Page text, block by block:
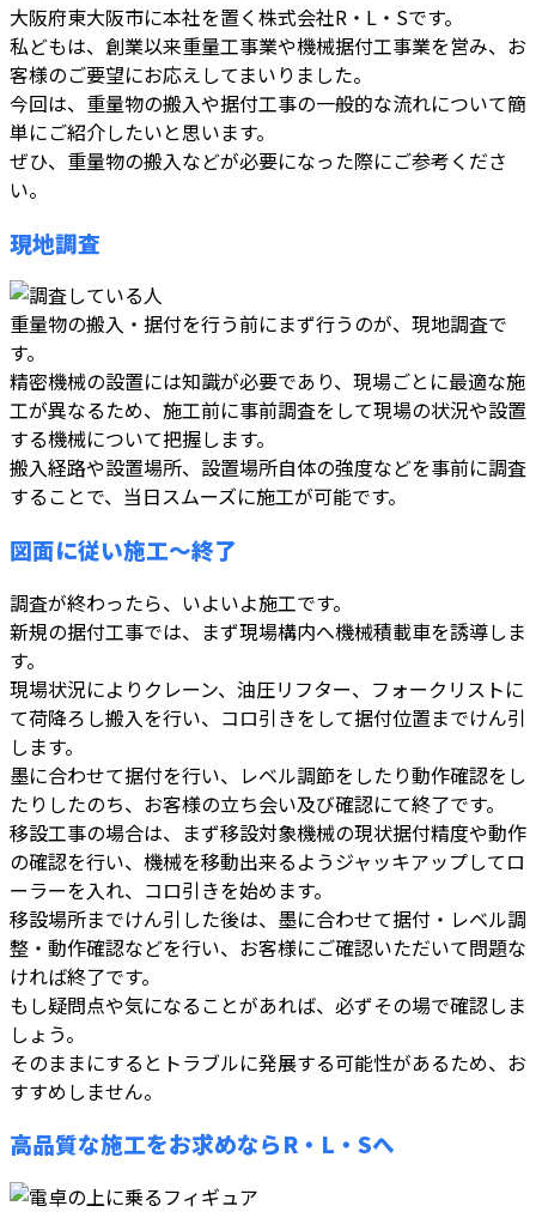
大阪府東大阪市に本社を置く株式会社R・L・Sです。
私どもは、創業以来重量工事業や機械据付工事業を営み、お
客様のご要望にお応えしてまいりました。
今回は、重量物の搬入や据付工事の一般的な流れについて簡
単にご紹介したいと思います。
ぜひ、重量物の搬入などが必要になった際にご参考くださ
い。
現地調査
重量物の搬入・据付を行う前にまず行うのが、現地調査で
す。
精密機械の設置には知識が必要であり、現場ごとに最適な施
工が異なるため、施工前に事前調査をして現場の状況や設置
する機械について把握します。
搬入経路や設置場所、設置場所自体の強度などを事前に調査
することで、当日スムーズに施工が可能です。
図面に従い施工～終了
調査が終わったら、いよいよ施工です。
新規の据付工事では、まず現場構内へ機械積載車を誘導しま
す。
現場状況によりクレーン、油圧リフター、フォークリストに
て荷降ろし搬入を行い、コロ引きをして据付位置までけん引
します。
墨に合わせて据付を行い、レベル調節をしたり動作確認をし
たりしたのち、お客様の立ち会い及び確認にて終了です。
移設工事の場合は、まず移設対象機械の現状据付精度や動作
の確認を行い、機械を移動出来るようジャッキアップしてロ
ーラーを入れ、コロ引きを始めます。
移設場所までけん引した後は、墨に合わせて据付・レベル調
整・動作確認などを行い、お客様にご確認いただいて問題な
ければ終了です。
もし疑問点や気になることがあれば、必ずその場で確認しま
しょう。
そのままにするとトラブルに発展する可能性があるため、お
すすめしません。
高品質な施工をお求めならR・L・Sへ